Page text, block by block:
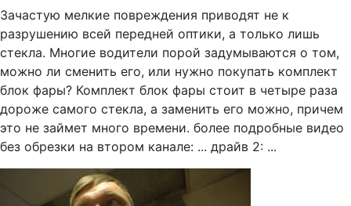
Зачастую мелкие повреждения приводят не к
разрушению всей передней оптики, а только лишь
стекла. Многие водители порой задумываются о том,
можно ли сменить его, или нужно покупать комплект
блок фары? Комплект блок фары стоит в четыре раза
дороже самого стекла, а заменить его можно, причем
это не займет много времени. более подробные видео
без обрезки на втором канале: ... драйв 2: ...